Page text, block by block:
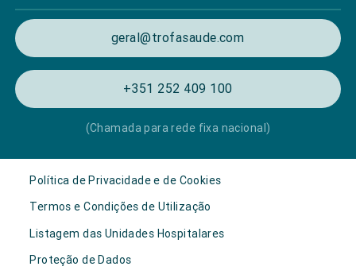
geral@trofasaude.com
+351 252 409 100
(Chamada para rede fixa nacional)
Política de Privacidade e de Cookies
Termos e Condições de Utilização
Listagem das Unidades Hospitalares
Proteção de Dados